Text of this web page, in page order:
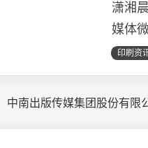
潇湘
媒体
媒体
印刷资
中南出版传媒集团股份有限